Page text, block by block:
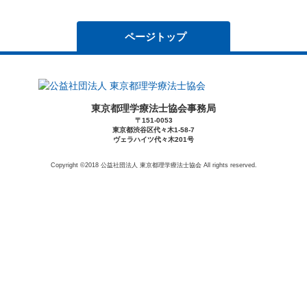
ページトップ
東京都理学療法士協会事務局
〒151-0053
東京都渋谷区代々木1-58-7
ヴェラハイツ代々木201号
Copyright ©2018 公益社団法人 東京都理学療法士協会 All rights reserved.